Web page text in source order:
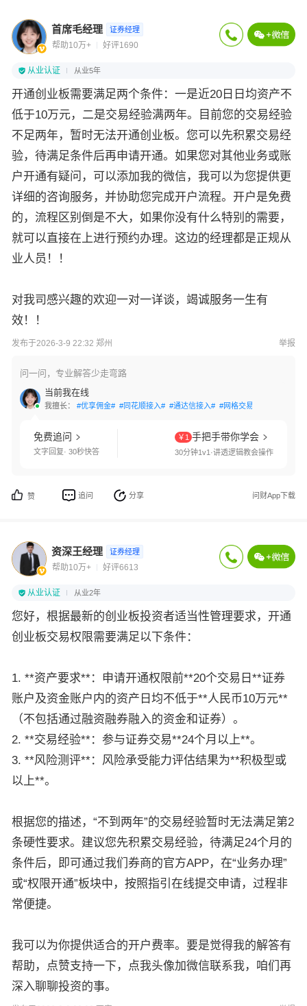
首席毛经理 证券经理
帮助10万+ 好评1690
从业认证 从业5年
开通创业板需要满足两个条件：一是近20日日均资产不
低于10万元，二是交易经验满两年。目前您的交易经验
不足两年，暂时无法开通创业板。您可以先积累交易经
验，待满足条件后再申请开通。如果您对其他业务或账
户开通有疑问，可以添加我的微信，我可以为您提供更
详细的咨询服务，并协助您完成开户流程。开户是免费
的，流程区别倒是不大，如果你没有什么特别的需要，
就可以直接在上进行预约办理。这边的经理都是正规从
业人员！！
对我司感兴趣的欢迎一对一详谈，竭诚服务一生有
效！！
发布于2026-3-9 22:32 郑州 举报
问一问，专业解答少走弯路
当前我在线
我擅长： #优享佣金# #同花顺接入# #通达信接入# #网格交易#
免费追问
文字回复· 30秒快答
￥1 手把手带你学会
30分钟1v1·讲透逻辑教会操作
赞 追问 分享 问财App下载
资深王经理 证券经理
帮助10万+ 好评6613
从业认证 从业2年
您好，根据最新的创业板投资者适当性管理要求，开通
创业板交易权限需要满足以下条件：
1. **资产要求**：申请开通权限前**20个交易日**证券
账户及资金账户内的资产日均不低于**人民币10万元**
（不包括通过融资融券融入的资金和证券）。
2. **交易经验**：参与证券交易**24个月以上**。
3. **风险测评**：风险承受能力评估结果为**积极型或
以上**。
根据您的描述，“不到两年”的交易经验暂时无法满足第2
条硬性要求。建议您先积累交易经验，待满足24个月的
条件后，即可通过我们券商的官方APP，在“业务办理”
或“权限开通”板块中，按照指引在线提交申请，过程非
常便捷。
我可以为你提供适合的开户费率。要是觉得我的解答有
帮助，点赞支持一下，点我头像加微信联系我，咱们再
深入聊聊投资的事。